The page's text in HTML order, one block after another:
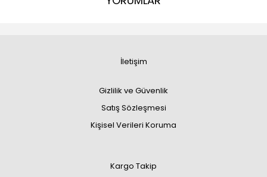
İletişim
Gizlilik ve Güvenlik
Satış Sözleşmesi
Kişisel Verileri Koruma
Kargo Takip